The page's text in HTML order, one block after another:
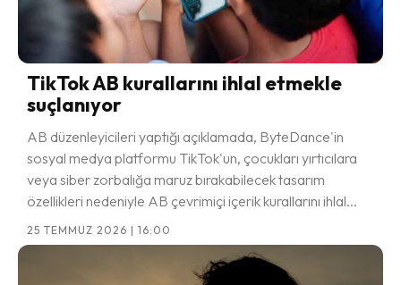
TikTok AB kurallarını ihlal etmekle
suçlanıyor
AB düzenleyicileri yaptığı açıklamada, ByteDance'in
sosyal medya platformu TikTok'un, çocukları yırtıcılara
veya siber zorbalığa maruz bırakabilecek tasarım
özellikleri nedeniyle AB çevrimiçi içerik kurallarını ihlal...
25 TEMMUZ 2026 | 16:00